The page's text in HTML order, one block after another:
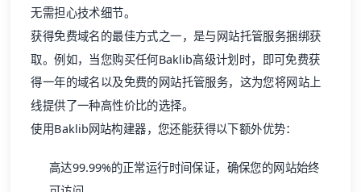
无需担心技术细节。
获得免费域名的最佳方式之一，是与网站托管服务捆绑获
取。例如，当您购买任何Baklib高级计划时，即可免费获
得一年的域名以及免费的网站托管服务，这为您将网站上
线提供了一种高性价比的选择。
使用Baklib网站构建器，您还能获得以下额外优势：
高达99.99%的正常运行时间保证，确保您的网站始终